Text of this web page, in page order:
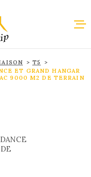
T5
ET GRAND HANGAR
9000 M2 DE TERRAIN